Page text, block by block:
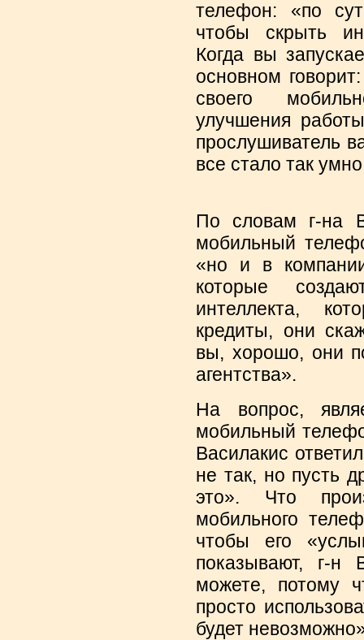
телефон: «по
чтобы скрыть
Когда вы
основном
своего
улучшения
прослушиватель
все стало так
По словам г-на
мобильный
«но и в
которые
интеллекта,
кредиты, они
вы, хорошо, они
агентства».
На вопрос,
мобильный
Василакис
не так, но пусть
это». Что
мобильного
чтобы его
показывают, г-н
можете, потому
просто
будет